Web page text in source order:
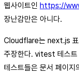
웹사이트인 https://
장난감만은 아니다.
Cloudflare는 next.js 표
주장한다. vitest 테스
테스트들은 문서 페이지